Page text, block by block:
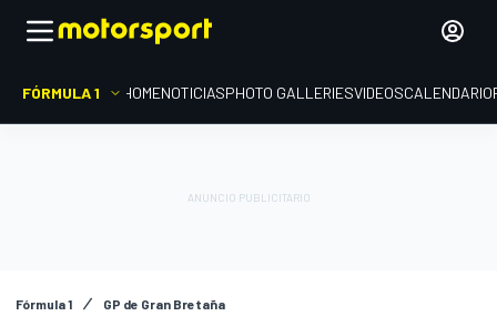
FÓRMULA 1 HOMENOTICIASPHOTO GALLERIESVIDEOSCALENDARIO
Fórmula 1 GP de Gran Bretaña